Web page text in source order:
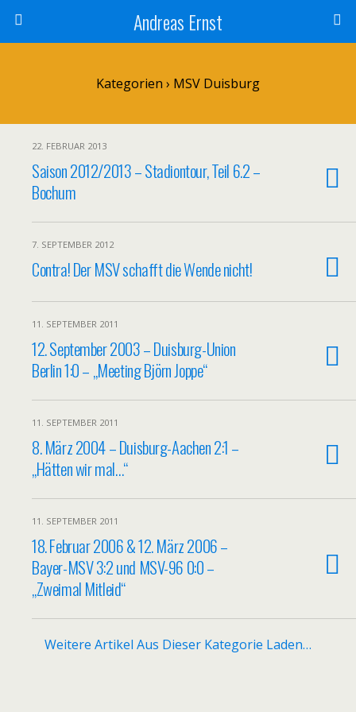
Andreas Ernst
Kategorien › MSV Duisburg
22. FEBRUAR 2013
Saison 2012/2013 – Stadiontour, Teil 6.2 –
Bochum
7. SEPTEMBER 2012
Contra! Der MSV schafft die Wende nicht!
11. SEPTEMBER 2011
12. September 2003 – Duisburg-Union
Berlin 1:0 – „Meeting Björn Joppe“
11. SEPTEMBER 2011
8. März 2004 – Duisburg-Aachen 2:1 –
„Hätten wir mal…“
11. SEPTEMBER 2011
18. Februar 2006 & 12. März 2006 –
Bayer-MSV 3:2 und MSV-96 0:0 –
„Zweimal Mitleid“
Weitere Artikel Aus Dieser Kategorie Laden…